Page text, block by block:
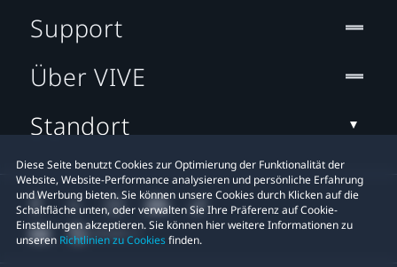
Diese Seite benutzt Cookies zur Optimierung der Funktionalität der
Website, Website-Performance analysieren und persönliche Erfahrung
und Werbung bieten. Sie können unsere Cookies durch Klicken auf die
Schaltfläche unten, oder verwalten Sie Ihre Präferenz auf Cookie-
Einstellungen akzeptieren. Sie können hier weitere Informationen zu
unseren Richtlinien zu Cookiesfinden.
Support
Über VIVE
Standort